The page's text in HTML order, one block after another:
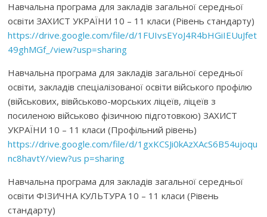
Навчальна програма для закладів загальної середньої
освіти ЗАХИСТ УКРАЇНИ 10 – 11 класи (Рівень стандарту)
https://drive.google.com/file/d/1FUIvsEYoJ4R4bHGiIEUuJfet
49ghMGf_/view?usp=sharing
Навчальна програма для закладів загальної середньої
освіти, закладів спеціалізованої освіти війського профілю
(військових, вівйськово-морських ліцеїв, ліцеїв з
посиленою військово фізичною підготовкою) ЗАХИСТ
УКРАЇНИ 10 – 11 класи (Профільний рівень)
https://drive.google.com/file/d/1gxKCSJi0kAzXAcS6B54ujoqu
nc8havtY/view?us p=sharing
Навчальна програма для закладів загальної середньої
освіти ФІЗИЧНА КУЛЬТУРА 10 – 11 класи (Рівень
стандарту)